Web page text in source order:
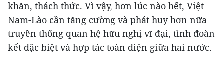
khăn, thách thức. Vì vậy, hơn lúc nào hết, Việt
Nam-Lào cần tăng cường và phát huy hơn nữa
truyền thống quan hệ hữu nghị vĩ đại, tình đoàn
kết đặc biệt và hợp tác toàn diện giữa hai nước.